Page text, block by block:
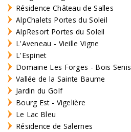
Résidence Château de Salles
AlpChalets Portes du Soleil
AlpResort Portes du Soleil
L'Aveneau - Vieille Vigne
L'Espinet
Domaine Les Forges - Bois Senis
Vallée de la Sainte Baume
Jardin du Golf
Bourg Est - Vigelière
Le Lac Bleu
Résidence de Salernes